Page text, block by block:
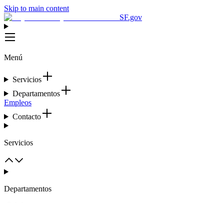
Skip to main content
SF.gov
Menú
Servicios
Departamentos
Empleos
Contacto
Servicios
Departamentos